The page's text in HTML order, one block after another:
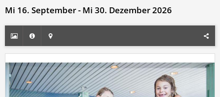
Mi 16. September - Mi 30. Dezember 2026